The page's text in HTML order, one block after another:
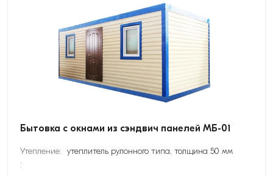
Бытовка с окнами из сэндвич панелей МБ-01
Утепление: утеплитель рулонного типа, толщина 50 мм
: